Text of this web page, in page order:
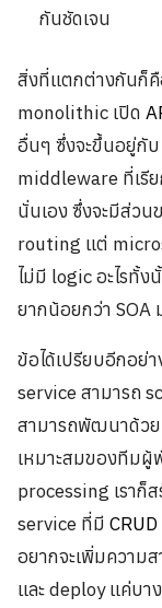
กันชัดเจน
สิ่งที่แตกต่างกันก็คื
monolithic เปิด
อื่นๆ ซึ่งจะขึ้นอยู่กั
middleware ที่เรี
นั่นเอง ซึ่งจะมีส่วน
routing แต่
ไม่มี logic อะไรทั้
ยากน้อยกว่า SOA
ข้อได้เปรียบอีกอย่
service สามารถ
สามารถพัฒนาด้วย
เหมาะสมของทีมผู้
processing เราก็
service ที่มี CRUD
อยากจะเพิ่มความ
และ deploy แค่บา